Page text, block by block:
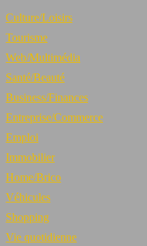
Culture/Loisirs
Tourisme
Web/Multimédia
Santé/Beauté
Business/Finances
Entreprise/Commerce
Emploi
Immobilier
Home/Brico
Véhicules
Shopping
Vie quotidienne